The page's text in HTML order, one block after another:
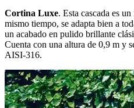
Cortina Luxe. Esta cascada es
mismo tiempo, se adapta bien a
un acabado en pulido brillante
Cuenta con una altura de 0,9 m y
AISI-316.